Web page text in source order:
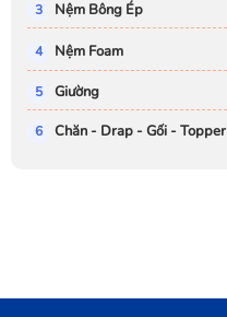
Nệm Bông Ép
Nệm Foam
Giường
Chăn - Drap - Gối - Topper